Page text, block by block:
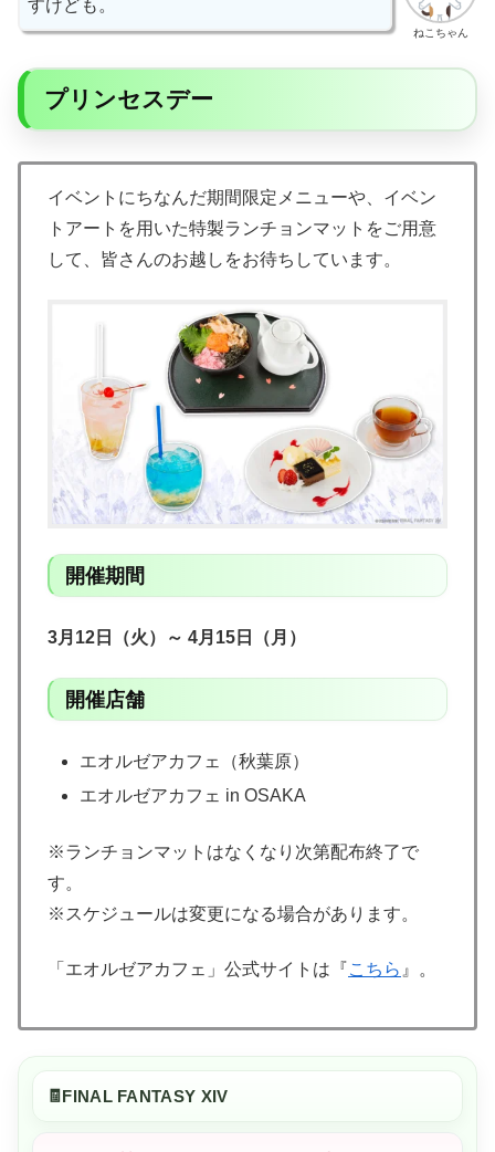
ねこちゃん
すけども。
プリンセスデー
イベントにちなんだ期間限定メニューや、イベン
トアートを用いた特製ランチョンマットをご用意
して、皆さんのお越しをお待ちしています。
開催期間
3月12日（火）～ 4月15日（月）
開催店舗
エオルゼアカフェ（秋葉原）
エオルゼアカフェ in OSAKA
※ランチョンマットはなくなり次第配布終了で
す。
※スケジュールは変更になる場合があります。
「エオルゼアカフェ」公式サイトは『こちら 』。
FINAL FANTASY XIV